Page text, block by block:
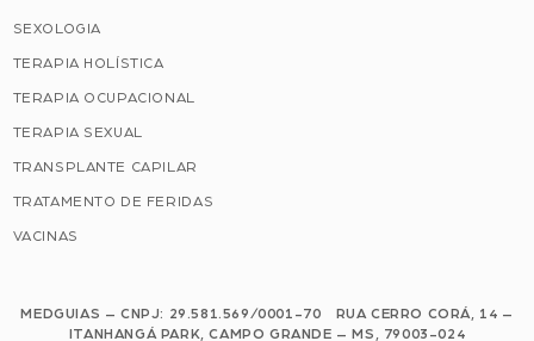
SEXOLOGIA
TERAPIA HOLÍSTICA
TERAPIA OCUPACIONAL
TERAPIA SEXUAL
TRANSPLANTE CAPILAR
TRATAMENTO DE FERIDAS
VACINAS
MEDGUIAS – CNPJ: 29.581.569/0001-70 RUA CERRO CORÁ, 14 –
ITANHANGÁ PARK, CAMPO GRANDE – MS, 79003-024